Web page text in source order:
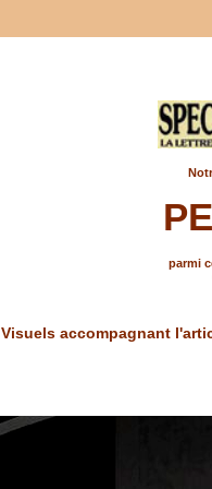
parmi
Visuels accompagnant